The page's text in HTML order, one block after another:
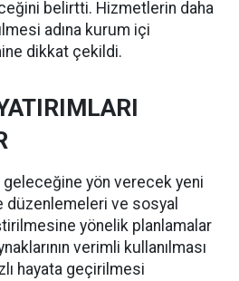
belirtti. Hizmetlerin daha
adına kurum içi
dikkat çekildi.
geleceğine yön verecek yeni
düzenlemeleri ve sosyal
yönelik planlamalar
verimli kullanılması
hayata geçirilmesi